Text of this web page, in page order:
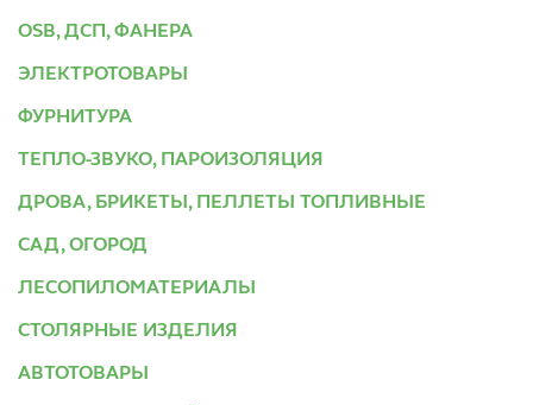
OSB, ДСП, ФАНЕРА
ЭЛЕКТРОТОВАРЫ
ФУРНИТУРА
ТЕПЛО-ЗВУКО, ПАРОИЗОЛЯЦИЯ
ДРОВА, БРИКЕТЫ, ПЕЛЛЕТЫ ТОПЛИВНЫЕ
САД, ОГОРОД
ЛЕСОПИЛОМАТЕРИАЛЫ
СТОЛЯРНЫЕ ИЗДЕЛИЯ
АВТОТОВАРЫ